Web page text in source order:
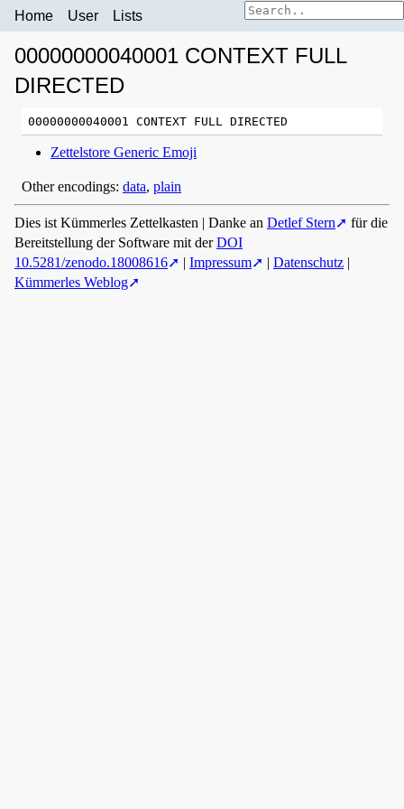
Home User Lists
00000000040001 CONTEXT FULL
DIRECTED
Zettelstore Generic Emoji
Other encodings: data, plain
Dies ist Kümmerles Zettelkasten | Danke an Detlef Stern
für die
Bereitstellung der Software mit derDOI
10.5281/zenodo.18008616
| Impressum | Datenschutz |
Kümmerles Weblog